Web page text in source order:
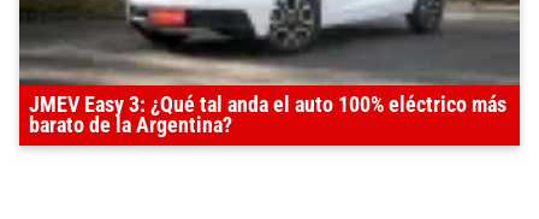
JMEV Easy 3: ¿Qué tal anda el auto 100% eléctrico más
barato de la Argentina?